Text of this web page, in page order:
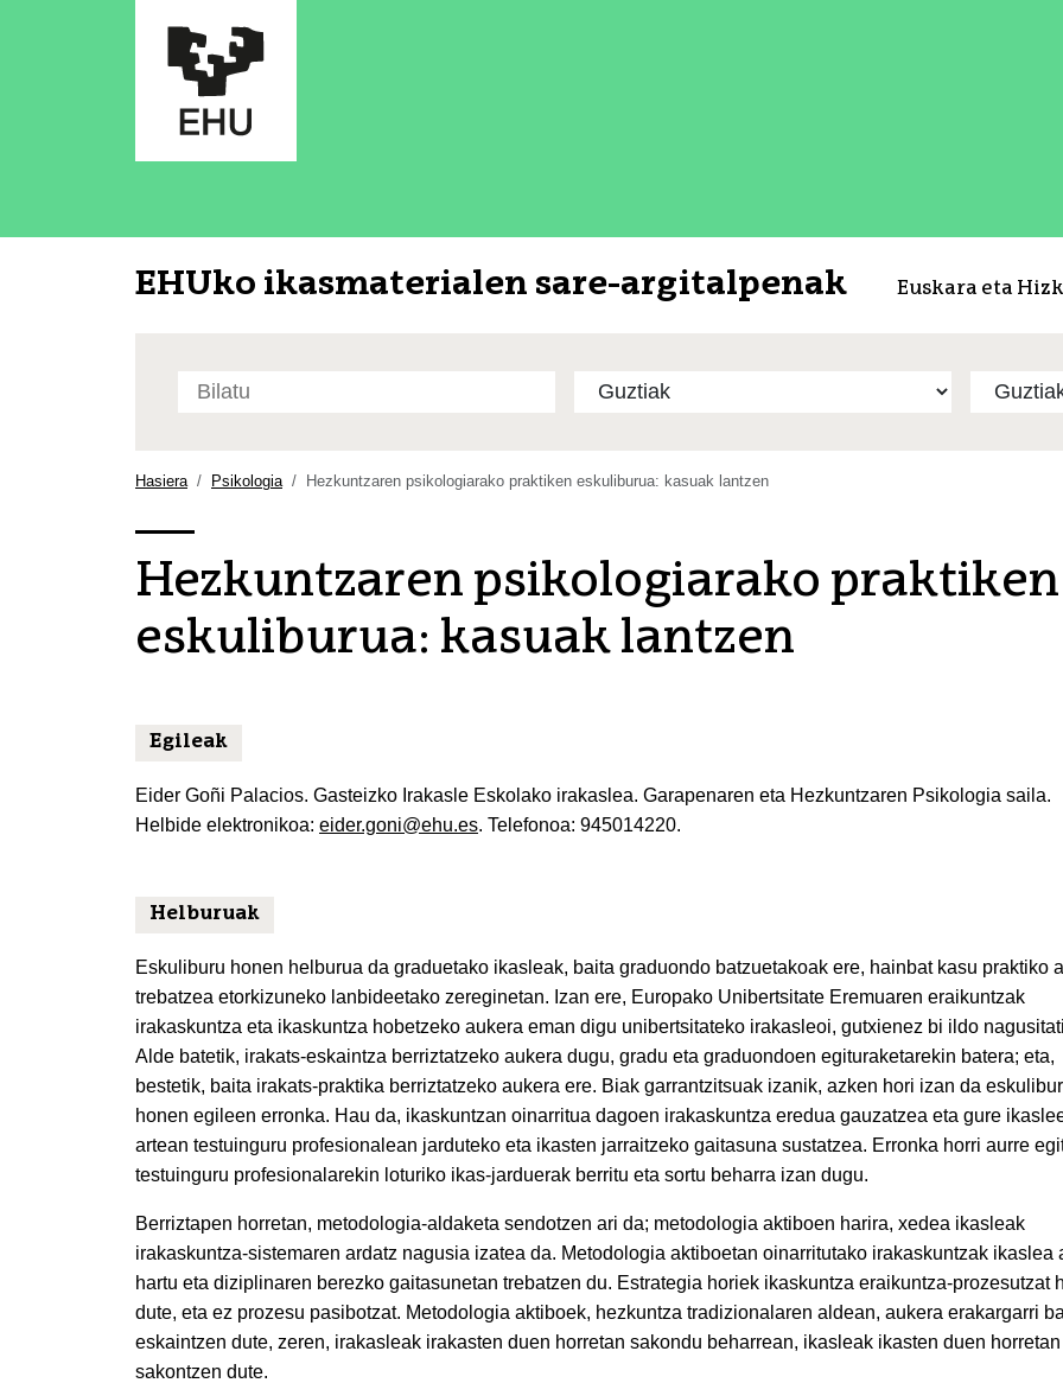
EHUko ikasmaterialen sare-argitalpenak Euskara eta
atarian
aurreratua…
Hasiera Psikologia Hezkuntzaren psikologiarako praktiken eskuliburua: kasuak lantzen
Hezkuntzaren psikologiarako praktiken
eskuliburua: kasuak lantzen
Egileak
Eider Goñi Palacios. Gasteizko Irakasle Eskolako irakaslea. Garapenaren eta Hezkuntzaren Psikologia saila.
Helbide elektronikoa: eider.goni@ehu.es. Telefonoa: 945014220.
Helburuak
Eskuliburu honen helburua da graduetako ikasleak, baita graduondo batzuetakoak ere, hainbat kasu praktiko
trebatzea etorkizuneko lanbideetako zereginetan. Izan ere, Europako Unibertsitate Eremuaren eraikuntzak
irakaskuntza eta ikaskuntza hobetzeko aukera eman digu unibertsitateko irakasleoi, gutxienez bi ildo
Alde batetik, irakats-eskaintza berriztatzeko aukera dugu, gradu eta graduondoen egituraketarekin batera; eta,
bestetik, baita irakats-praktika berriztatzeko aukera ere. Biak garrantzitsuak izanik, azken hori izan da
honen egileen erronka. Hau da, ikaskuntzan oinarritua dagoen irakaskuntza eredua gauzatzea eta gure
artean testuinguru profesionalean jarduteko eta ikasten jarraitzeko gaitasuna sustatzea. Erronka horri aurre
testuinguru profesionalarekin loturiko ikas-jarduerak berritu eta sortu beharra izan dugu.
Berriztapen horretan, metodologia-aldaketa sendotzen ari da; metodologia aktiboen harira, xedea ikasleak
irakaskuntza-sistemaren ardatz nagusia izatea da. Metodologia aktiboetan oinarritutako irakaskuntzak ikaslea
hartu eta diziplinaren berezko gaitasunetan trebatzen du. Estrategia horiek ikaskuntza eraikuntza-prozesutzat
dute, eta ez prozesu pasibotzat. Metodologia aktiboek, hezkuntza tradizionalaren aldean, aukera erakargarri
eskaintzen dute, zeren, irakasleak irakasten duen horretan sakondu beharrean, ikasleak ikasten duen horretan
sakontzen dute.